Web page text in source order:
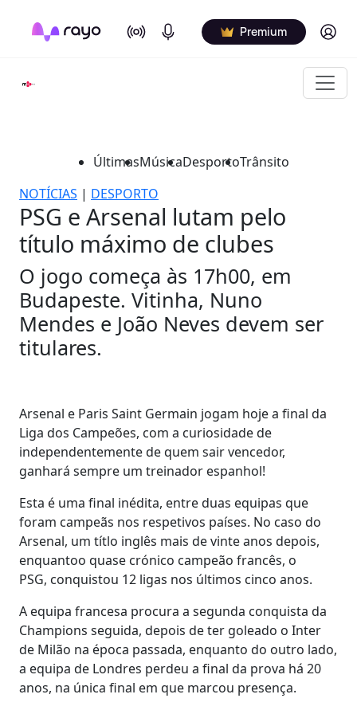
On Air Podcasts Premium Log in
ÚltimasMúsicaDesportoTrânsito
NOTÍCIAS | DESPORTO
PSG e Arsenal lutam pelo
título máximo de clubes
O jogo começa às 17h00, em
Budapeste. Vitinha, Nuno
Mendes e João Neves devem ser
titulares.
Arsenal e Paris Saint Germain jogam hoje a final da
Liga dos Campeões, com a curiosidade de
independentemente de quem sair vencedor,
ganhará sempre um treinador espanhol!
Esta é uma final inédita, entre duas equipas que
foram campeãs nos respetivos países. No caso do
Arsenal, um títlo inglês mais de vinte anos depois,
enquantoo quase crónico campeão francês, o
PSG, conquistou 12 ligas nos últimos cinco anos.
A equipa francesa procura a segunda conquista da
Champions seguida, depois de ter goleado o Inter
de Milão na época passada, enquanto do outro lado,
a equipa de Londres perdeu a final da prova há 20
anos, na única final em que marcou presença.